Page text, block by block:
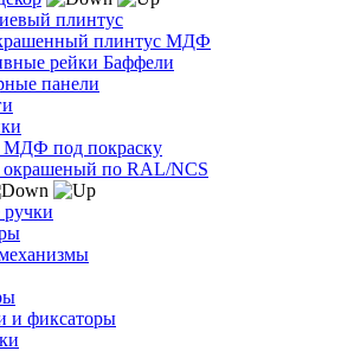
плинтус
плинтус МДФ
рейки Баффели
панели
МДФ под покраску
по RAL/NCS
и фиксаторы